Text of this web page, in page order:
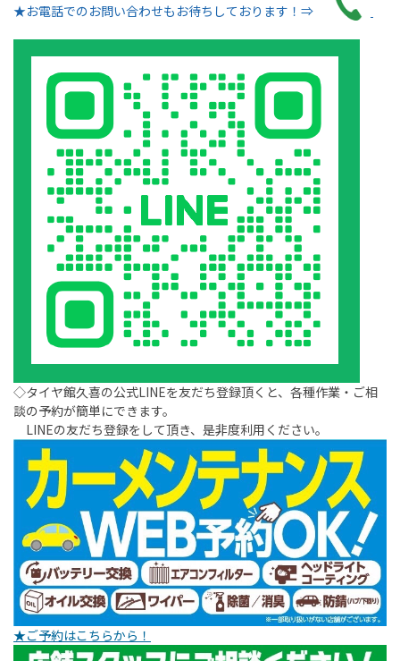
★お電話でのお問い合わせもお待ちしております！⇒
◇タイヤ館久喜の公式LINEを友だち登録頂くと、各種作業・ご相
談の予約が簡単にできます。
LINEの友だち登録をして頂き、是非度利用ください。
★ご予約はこちらから！